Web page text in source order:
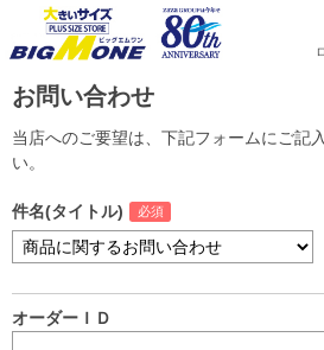
お問い合わせ
当店へのご要望は、下記フォームにご記
い。
件名(タイトル)
オーダーＩＤ